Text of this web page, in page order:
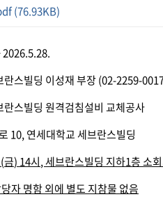
(76.93KB)
2026.5.28.
란스빌딩 이성재 부장 (02-2259-
스빌딩 원격검침설비 교체공사
10, 연세대학교 세브란스빌딩
금) 14시,세브란스빌딩 지하1층 소
자 명함 외에 별도 지참물 없음